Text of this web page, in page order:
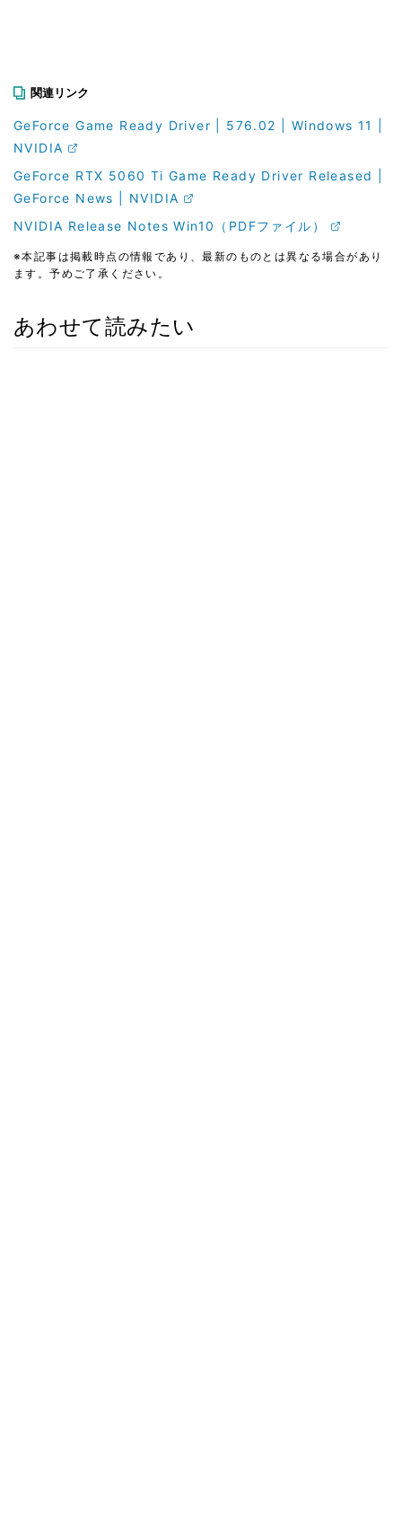
関連リンク
GeForce Game Ready Driver | 576.02 | Windows 11 |
NVIDIA
GeForce RTX 5060 Ti Game Ready Driver Released |
GeForce News | NVIDIA
NVIDIA Release Notes Win10（PDFファイル）
※本記事は掲載時点の情報であり、最新のものとは異なる場合があり
ます。予めご了承ください。
あわせて読みたい